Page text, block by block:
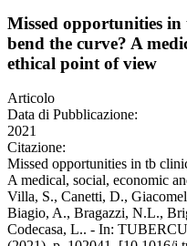
Missed opportunities
bend the curve? A
ethical point of view
Articolo
Data di Pubblicazione:
2021
Citazione:
Missed opportunities in tb
A medical, social, economic
Villa, S., Canetti, D.,
Biagio, A., Bragazzi, N.L.,
Codecasa, L.. - In: